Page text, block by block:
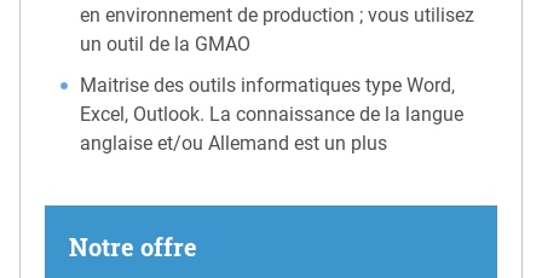
en environnement de production ; vous utilisez
un outil de la GMAO
Maitrise des outils informatiques type Word,
Excel, Outlook. La connaissance de la langue
anglaise et/ou Allemand est un plus
Notre offre